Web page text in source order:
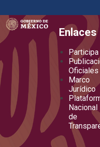
Enlaces
Participa
Oficiales
Marco
Jurídico
Nacional
de